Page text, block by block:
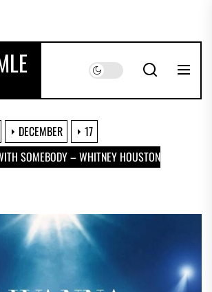
DECEMBER
17
SOMEBODY – WHITNEY HOUSTON